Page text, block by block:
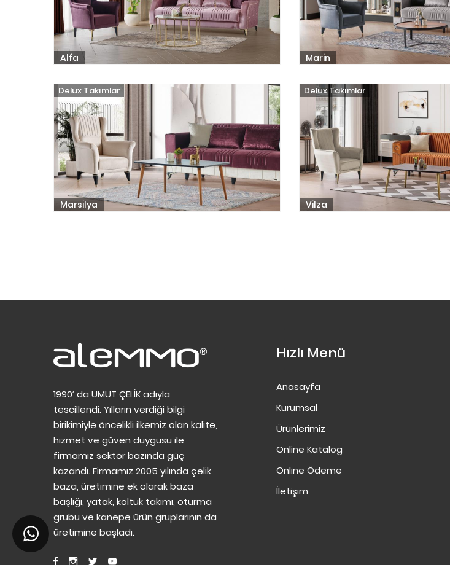
Alfa Marin
Delux Takımlar
Marsilya
Delux Takımlar
Vilza
1990’ da UMUT ÇELİK adıyla
tescillendi. Yılların verdiği bilgi
birikimiyle öncelikli ilkemiz olan kalite,
hizmet ve güven duygusu ile
firmamız sektör bazında güç
kazandı. Firmamız 2005 yılında çelik
baza, üretimine ek olarak baza
başlığı, yatak, koltuk takımı, oturma
grubu ve kanepe ürün gruplarının da
üretimine başladı.
Hızlı Menü
Anasayfa
Kurumsal
Ürünlerimiz
Online Katalog
Online Ödeme
İletişim